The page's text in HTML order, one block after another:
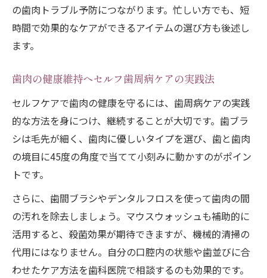
歯肉の炎症を防ぐ正しいブラッシング方法
市販品活用で自分に合う歯肉ケアを実践
ント
歯肉の状態に合わせた市販ケア用品の選択
法
歯肉トラブル対策に役立つ市販アイテム活
用
徴
の歯肉トラブル予防につながります。忙しい方でも、短
時間で効果的なケアができるアイテムの選び方も後述し
ます。
歯肉の健康維持へセルフ歯周病ケアの実践法
セルフケアで歯肉の健康を守るには、歯周病ケアの実践
的な方法を身につけ、継続することが大切です。歯ブラ
シは毛先が細く、歯肉に優しいタイプを選び、歯と歯肉
の境目に45度の角度で当てて小刻みに動かすのがポイン
トです。
さらに、歯間ブラシやデンタルフロスを使って歯肉の間
の汚れを除去しましょう。マウスウォッシュも補助的に
活用すると、殺菌効果が期待できますが、機械的清掃の
代用にはなりません。自分の口腔内の状態や歯並びに合
わせたケア方法を歯科医院で相談するのも効果的です。